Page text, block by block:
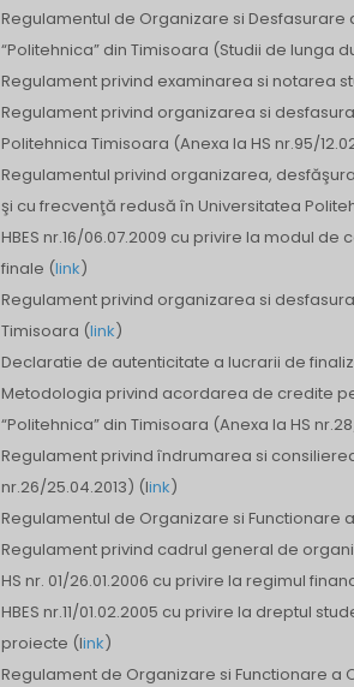
Regulamentul de Organizare si
“Politehnica” din Timisoara (Studii de lunga
Regulament privind examinarea si notarea
Regulament privind organizarea si
Politehnica Timisoara (Anexa la HS nr.95/
Regulamentul privind organizarea,
şi cu frecvenţă redusă în Universitatea
HBES nr.16/06.07.2009 cu privire la modul
finale (link)
Regulament privind organizarea si
Timisoara (link)
Declaratie de autenticitate a lucrarii de
Metodologia privind acordarea de credite
“Politehnica” din Timisoara (Anexa la HS
Regulament privind îndrumarea si
nr.26/25.04.2013) (link)
Regulamentul de Organizare si Functionare
Regulament privind cadrul general de
HS nr. 01/26.01.2006 cu privire la regimul
HBES nr.11/01.02.2005 cu privire la dreptul
proiecte (link)
Regulament de Organizare si Functionare a